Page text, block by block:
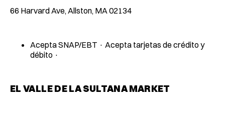
66 Harvard Ave, Allston, MA 02134
Acepta SNAP/EBT · Acepta tarjetas de crédito y
débito ·
EL VALLE DE LA SULTANA MARKET